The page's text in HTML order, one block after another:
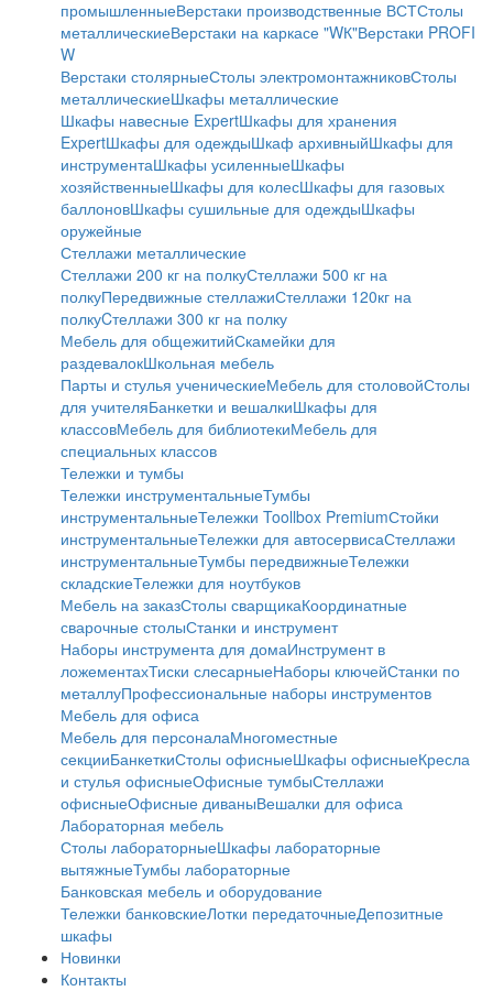
промышленныеВерстаки производственные ВСТСтолы
металлическиеВерстаки на каркасе "WК"Верстаки PROFI
W
Верстаки столярныеСтолы электромонтажниковСтолы
металлическиеШкафы металлические
Шкафы навесные ExpertШкафы для хранения
ExpertШкафы для одеждыШкаф архивныйШкафы для
инструментаШкафы усиленныеШкафы
хозяйственныеШкафы для колесШкафы для газовых
баллоновШкафы сушильные для одеждыШкафы
оружейные
Стеллажи металлические
Стеллажи 200 кг на полкуСтеллажи 500 кг на
полкуПередвижные стеллажиСтеллажи 120кг на
полкуCтеллажи 300 кг на полку
Мебель для общежитийСкамейки для
раздевалокШкольная мебель
Парты и стулья ученическиеМебель для столовойСтолы
для учителяБанкетки и вешалкиШкафы для
классовМебель для библиотекиМебель для
специальных классов
Тележки и тумбы
Тележки инструментальныеТумбы
инструментальныеТележки Toollbox PremiumСтойки
инструментальныеТележки для автосервисаСтеллажи
инструментальныеТумбы передвижныеТележки
складскиеТележки для ноутбуков
Мебель на заказСтолы сварщикаКоординатные
сварочные столыСтанки и инструмент
Наборы инструмента для домаИнструмент в
ложементахТиски слесарныеНаборы ключейСтанки по
металлуПрофессиональные наборы инструментов
Мебель для офиса
Мебель для персоналаМногоместные
секцииБанкеткиСтолы офисныеШкафы офисныеКресла
и стулья офисныеОфисные тумбыСтеллажи
офисныеОфисные диваныВешалки для офиса
Лабораторная мебель
Столы лабораторныеШкафы лабораторные
вытяжныеТумбы лабораторные
Банковская мебель и оборудование
Тележки банковскиеЛотки передаточныеДепозитные
шкафы
Новинки
Контакты